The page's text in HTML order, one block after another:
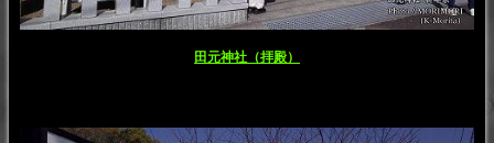
田元神社（拝殿）